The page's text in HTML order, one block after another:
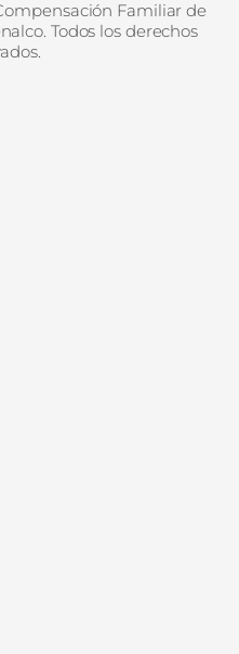
Familiar de
Todos los derechos